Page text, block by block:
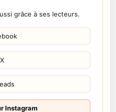
grâce à ses lecteurs.
X
Instagram